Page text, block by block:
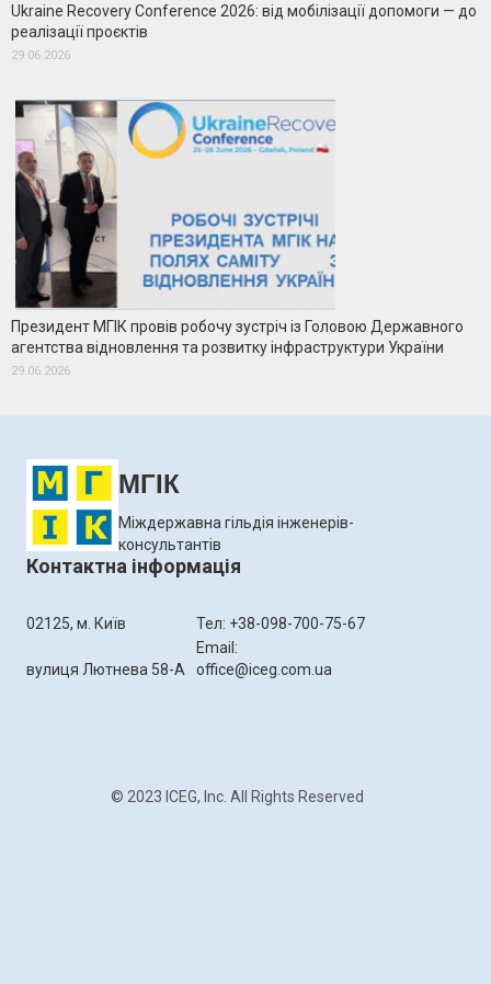
Ukraine Recovery Conference 2026: від мобілізації допомоги — до
реалізації проєктів
29.06.2026
Президент МГІК провів робочу зустріч із Головою Державного
агентства відновлення та розвитку інфраструктури України
29.06.2026
МГІК
Міждержавна гільдія інженерів-
консультантів
Контактна інформація
02125, м. Київ
вулиця Лютнева 58-А
Тел: +38-098-700-75-67
Email:
office@iceg.com.ua
© 2023 ICEG, Inc. All Rights Reserved